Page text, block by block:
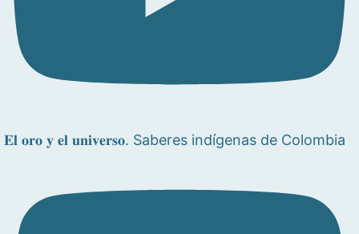
𝐄𝐥 𝐨𝐫𝐨 𝐲 𝐞𝐥 𝐮𝐧𝐢𝐯𝐞𝐫𝐬𝐨. Saberes indígenas de Colombia